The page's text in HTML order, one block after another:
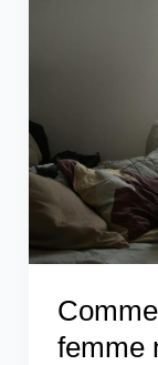
femme
couple